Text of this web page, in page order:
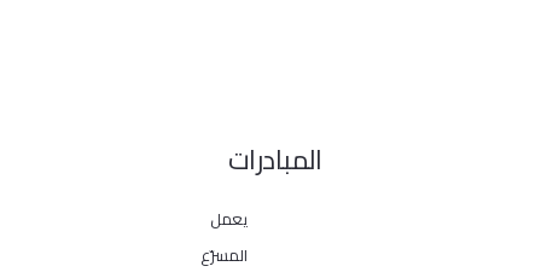
المبادرات
يعمل
المسرّع